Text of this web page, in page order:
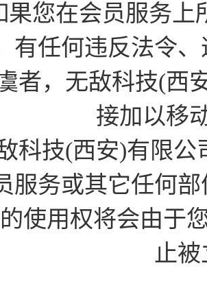
果您在会员服务
有任何违反法令
者，无敌科技(西
接加以移
技(西安)有限公
服务或其它任何
使用权将会由于
止